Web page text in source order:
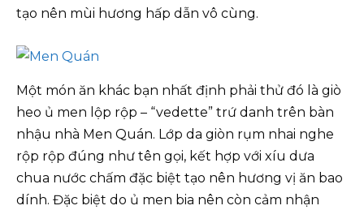
tạo nên mùi hương hấp dẫn vô cùng.
Một món ăn khác bạn nhất định phải thử đó là giò
heo ủ men lộp rộp – “vedette” trứ danh trên bàn
nhậu nhà Men Quán. Lớp da giòn rụm nhai nghe
rộp rộp đúng như tên gọi, kết hợp với xíu dưa
chua nước chấm đặc biệt tạo nên hương vị ăn bao
dính. Đặc biệt do ủ men bia nên còn cảm nhận